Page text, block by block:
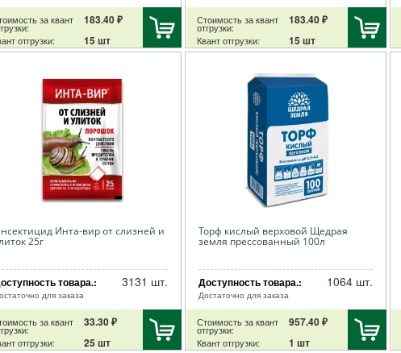
за квант 183.40 ₽
отгрузки: 15 шт
Стоимость за квант
отгрузки:
183.40 ₽
Квант отгрузки: 15 шт
Инта-вир от слизней и
25г
товара.:
для заказа
3131 шт.
за квант 33.30 ₽
отгрузки: 25 шт
Торф кислый верховой Щедрая
земля прессованный 100л
Доступность товара.:
Достаточно для заказа
1064 шт.
Стоимость за квант
отгрузки:
957.40 ₽
Квант отгрузки: 1 шт